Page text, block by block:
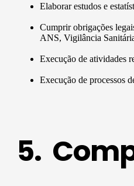
Elaborar estudos e
Cumprir obrigações
ANS, Vigilância
Execução de atividades
Execução de processos
5.